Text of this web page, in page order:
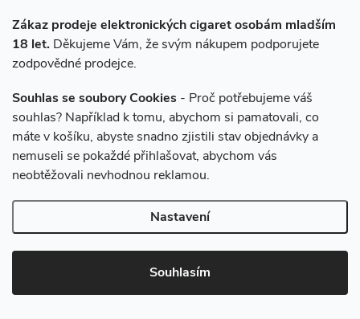
Zákaz prodeje elektronických cigaret osobám mladším
18 let. Děkujeme Vám, že svým nákupem podporujete
zodpovědné prodejce.
Souhlas se soubory Cookies - Proč potřebujeme váš
souhlas? Například k tomu, abychom si pamatovali, co
máte v košíku, abyste snadno zjistili stav objednávky a
nemuseli se pokaždé přihlašovat, abychom vás
neobtěžovali nevhodnou reklamou.
Nastavení
Souhlasím
1 950 Kč
–8 %
E-liquid Dekang Desert Ship -
100ml (10x10ml), 18mg
1 790 Kč
Skladem
585 Kč
–15 %
E-liquid Dekang Třešeň
(Cherri) - 30ml (3x10ml), 18mg
495 Kč
Skladem